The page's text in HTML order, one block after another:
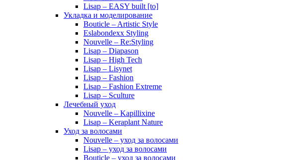
Lisap – EASY built [to]
Укладка и моделирование
Bouticle – Artistic Style
Eslabondexx Styling
Nouvelle – Re:Styling
Lisap – Diapason
Lisap – High Tech
Lisap – Lisynet
Lisap – Fashion
Lisap – Fashion Extreme
Lisap – Sculture
Лечебный уход
Nouvelle – Kapillixine
Lisap – Keraplant Nature
Уход за волосами
Nouvelle – уход за волосами
Lisap – уход за волосами
Bouticle – уход за волосами